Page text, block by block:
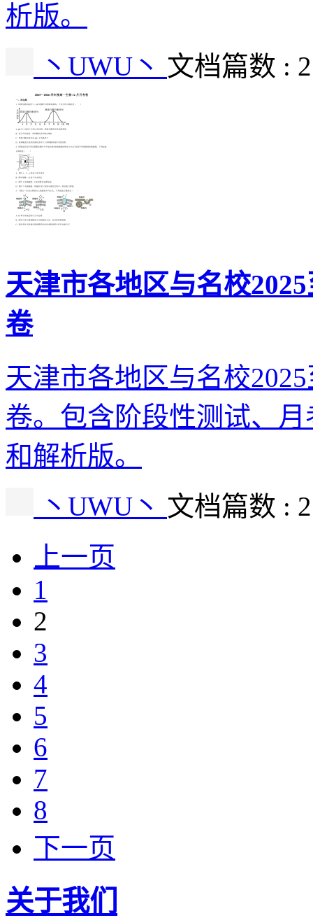
析版。
丶UWU丶 文档篇数 :
天津市各地区与名校
卷
天津市各地区与名校
卷。包含阶段性测试、
和解析版。
丶UWU丶 文档篇数 :
上一页
1
2
3
4
5
6
7
8
下一页
关于我们